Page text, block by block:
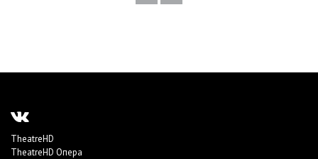
TheatreHD
TheatreHD Опера